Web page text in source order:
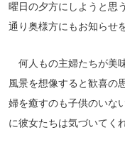
曜日の夕方にしようと思
通り奥様方にもお知らせ
何人もの主婦たちが美
風景を想像すると歓喜の
婦を癒すのも子供のいな
に彼女たちは気づいてく